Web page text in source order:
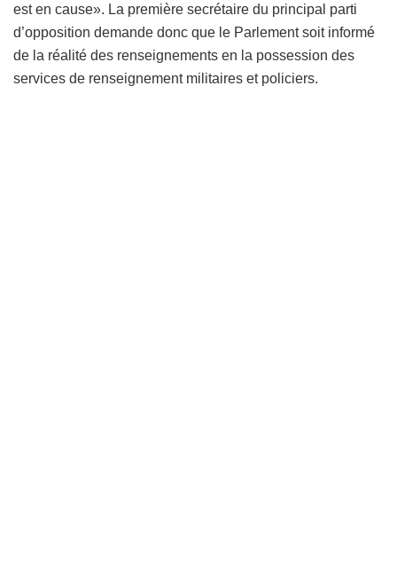
est en cause». La première secrétaire du principal parti
d’opposition demande donc que le Parlement soit informé
de la réalité des renseignements en la possession des
services de renseignement militaires et policiers.